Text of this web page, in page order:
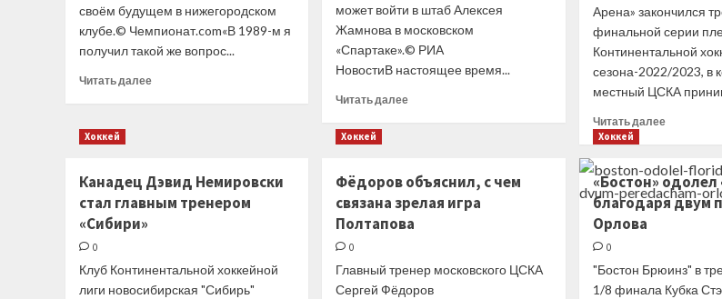
своём будущем в нижегородском
клубе.© Чемпионат.com«В 1989-м я
получил такой же вопрос...
Читать далееПрочитать
надолго
ли он намерен
может войти в штаб Алексея
Жамнова в московском
«Спартаке».© РИА
НовостиВ настоящее время...
Читать далееПрочитать
войти
в штаб
Жамнова
Арена» закончился
финальной серии
Континентальной
сезона-2022/2023, в
местный ЦСКА
Читать далееПрочитать
ЦСКА
обыграл
«Ак
финала
плей-
Хоккей
Канадец Дэвид Немировски
стал главным тренером
«Сибири»
0
Клуб Континентальной хоккейной
лиги новосибирская "Сибирь"
Хоккей
Фёдоров объяснил, с чем
связана зрелая игра
Полтапова
0
Главный тренер московского ЦСКА
Сергей Фёдоров
Хоккей
«Бостон»
благодаря двум
Орлова
0
"Бостон Брюинз" в
1/8 финала Кубка